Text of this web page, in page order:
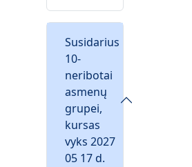
Susidarius
10-
neribotai
asmenų
grupei,
kursas
vyks 2027
05 17 d.